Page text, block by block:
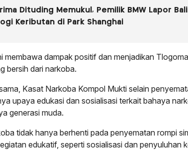
Dituding Memukul, Pemilik BMW Lapor
Keributan di Park Shanghai
membawa dampak positif dan menjadikan
bersih dari narkoba.
Kasat Narkoba Kompol Mukti selain
upaya edukasi dan sosialisasi terkait bahaya
generasi muda.
tidak hanya berhenti pada penyematan rompi
edukatif, seperti sosialisasi dan penyuluhan